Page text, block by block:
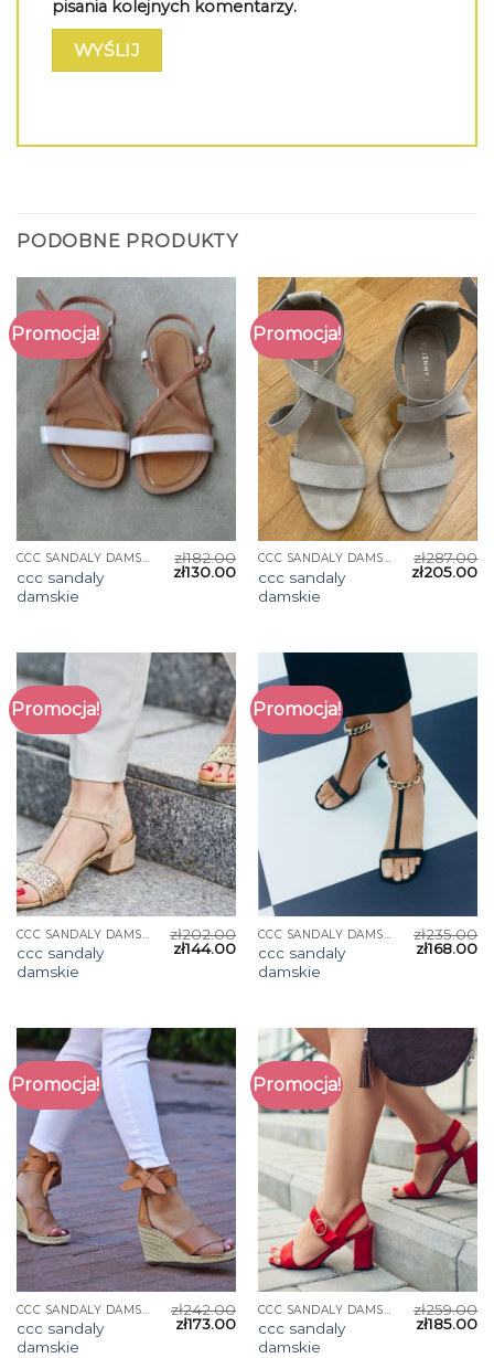
pisania kolejnych komentarzy.
PODOBNE PRODUKTY
Promocja!
CCC SANDALY DAMSKIE
ccc sandaly
damskie
zł182.00
zł130.00
Promocja!
CCC SANDALY DAMSKIE
ccc sandaly
damskie
zł287.00
zł205.00
Promocja!
ccc sandaly
damskie
zł202.00
zł144.00
Promocja!
ccc sandaly
damskie
zł235.00
zł168.00
Promocja!
CCC SANDALY DAMSKIE
ccc sandaly
damskie
zł242.00
zł173.00
Promocja!
CCC SANDALY DAMSKIE
ccc sandaly
damskie
zł259.00
zł185.00